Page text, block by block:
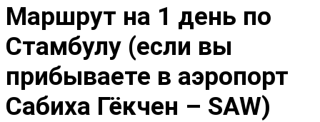
Маршрут на 1 день по
Стамбулу (если вы
прибываете в аэропорт
Сабиха Гёкчен – SAW)